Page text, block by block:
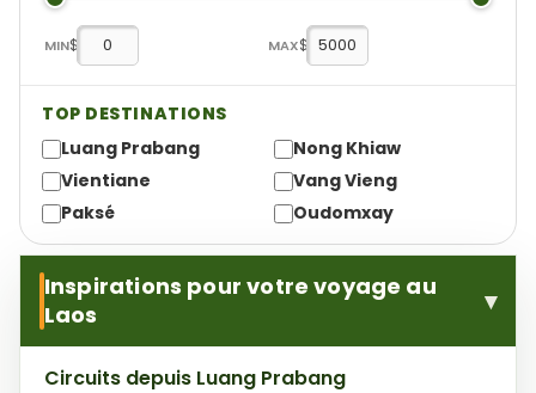
MIN$ MAX$
TOP DESTINATIONS
Luang Prabang
Nong Khiaw
Vientiane
Vang Vieng
Paksé
Oudomxay
Inspirations pour votre voyage au
Laos
Circuits depuis Luang Prabang